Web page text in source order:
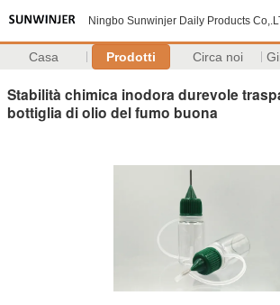
Ningbo Sunwinjer Daily Products
Casa Prodotti Circa noi
Stabilità chimica inodora durevole
bottiglia di olio del fumo buona